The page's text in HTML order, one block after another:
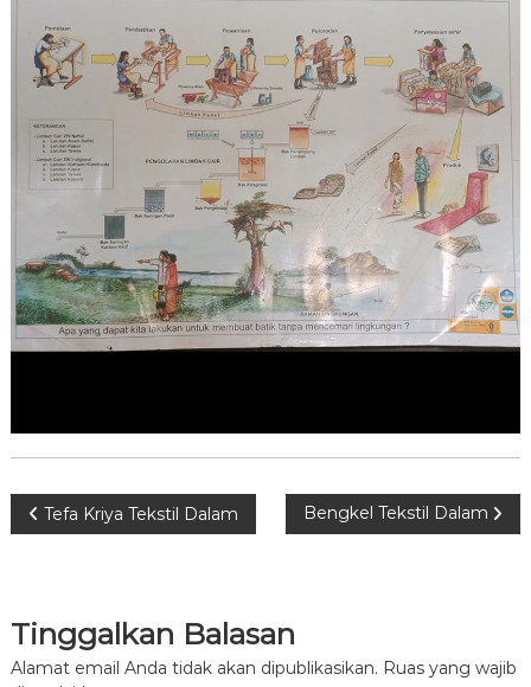
N
v
Tefa Kriya Tekstil Dalam Bengkel Tekstil Dalam
Tinggalkan Balasan
Alamat email Anda tidak akan dipublikasikan. Ruas yang wajib